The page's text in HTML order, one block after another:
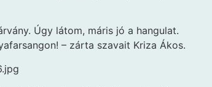
Úgy látom, máris jó a hangulat.
– zárta szavait Kriza Ákos.